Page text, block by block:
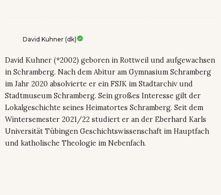
David Kuhner (dk)
David Kuhner (*2002) geboren in Rottweil und aufgewachsen
in Schramberg. Nach dem Abitur am Gymnasium Schramberg
im Jahr 2020 absolvierte er ein FSJK im Stadtarchiv und
Stadtmuseum Schramberg. Sein großes Interesse gilt der
Lokalgeschichte seines Heimatortes Schramberg. Seit dem
Wintersemester 2021/22 studiert er an der Eberhard Karls
Universität Tübingen Geschichtswissenschaft im Hauptfach
und katholische Theologie im Nebenfach.